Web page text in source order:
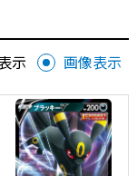
示 画像表示